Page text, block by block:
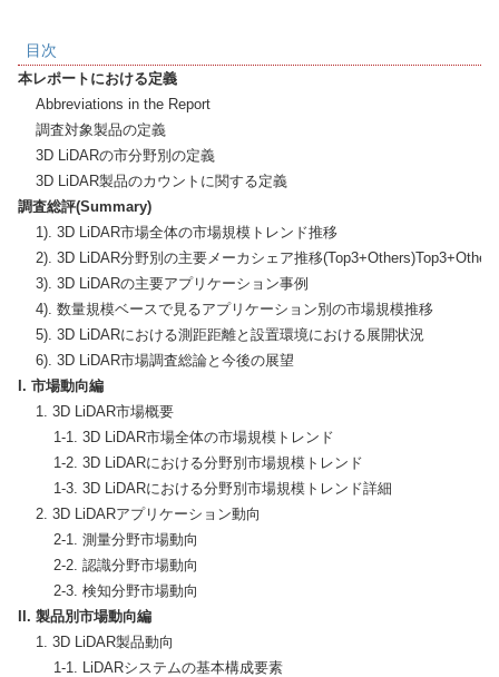
目次
本レポートにおける定義
    Abbreviations in the Report
    調査対象製品の定義
    3D LiDARの市分野別の定義
調査総評(Summary)
    1). 3D LiDAR市場全体の市場規模トレンド推移
    2). 3D LiDAR分野別の主要メーカシェア推移(Top3+Others)Top3+Others
    3). 3D LiDARの主要アプリケーション事例
    4). 数量規模ベースで見るアプリケーション別の市場規模推移
    5). 3D LiDARにおける測距距離と設置環境における展開状況
I. 市場動向編
    1. 3D LiDAR市場概要
        1-1. 3D LiDAR市場全体の市場規模トレンド
        1-2. 3D LiDARにおける分野別市場規模トレンド
        1-3. 3D LiDARにおける分野別市場規模トレンド詳細
    2. 3D LiDARアプリケーション動向
        2-1. 測量分野市場動向
        2-2. 認識分野市場動向
II. 製品別市場動向編
    1. 3D LiDAR製品動向
        1-1. LiDARシステムの基本構成要素